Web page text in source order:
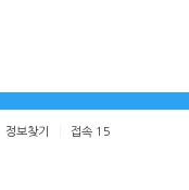
정보찾기 접속 15